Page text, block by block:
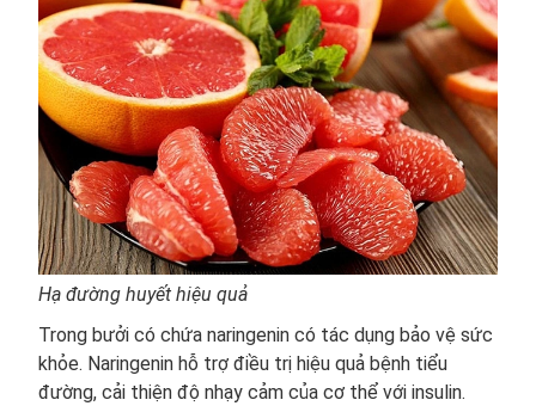
Hạ đường huyết hiệu quả
Trong bưởi có chứa naringenin có tác dụng bảo vệ sức
khỏe. Naringenin hỗ trợ điều trị hiệu quả bệnh tiểu
đường, cải thiện độ nhạy cảm của cơ thể với insulin.